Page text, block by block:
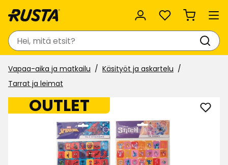
Suosikit
Haku
Vapaa-aika ja matkailu
Käsityöt ja askartelu
Tarrat ja leimat
OUTLET
Lisää